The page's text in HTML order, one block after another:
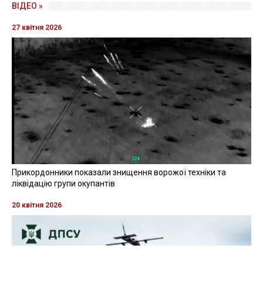
ВІДЕО »
27 квітня 2026
Прикордонники показали знищення ворожої техніки та
ліквідацію групи окупантів
20 квітня 2026